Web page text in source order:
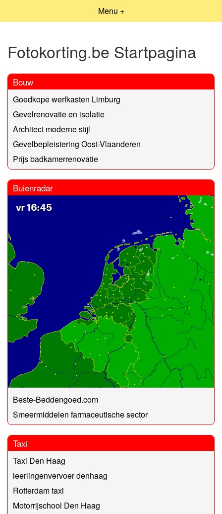
Menu +
Fotokorting.be Startpagina
Bouw
Goedkope werfkasten Limburg
Gevelrenovatie en isolatie
Architect moderne stijl
Gevelbepleistering Oost-Vlaanderen
Prijs badkamerrenovatie
Buienradar
Beste-Beddengoed.com
Smeermiddelen farmaceutische sector
Taxi
Taxi Den Haag
leerlingenvervoer denhaag
Rotterdam taxi
Motorrijschool Den Haag